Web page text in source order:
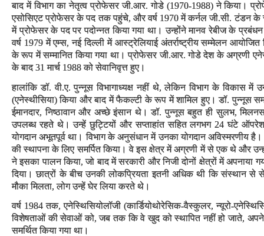
बाद में विभाग का नेतृत्व प्रोफेसर जी.आर. गोडे (1970-1988) ने किया।
एसोसिएट प्रोफेसर के पद तक पहुंचे, और वर्ष 1970 में कर्नल जी.सी. टंडन के
में प्रोफेसर के पद पर पदोन्नत किया गया था। उन्होंने मानव रेबीज के
वर्ष 1979 में एम्स, नई दिल्ली में आस्ट्रेलियाई अंतर्राष्ट्रीय सम्मेलन
के रूप में सम्मानित किया गया था। प्रोफेसर जी.आर. गोडे देश के अग्रणी
के बाद 31 मार्च 1988 को सेवानिवृत्त हुए।
हालांकि डॉ. वी.ए. पुन्नूस विभागाध्यक्ष नहीं थे, लेकिन विभाग के विकास
(एनेस्थीसिया) किया और बाद में फैकल्टी के रूप में शामिल हुए। डॉ. पुन्नूस
ईमानदार, निष्ठावान और अच्छे इंसान थे। डॉ. पुन्नूस बहुत ही सुलभ,
उपलब्ध रहते थे। उन्हें छुट्टियों और सप्ताहांत सहित लगभग 24 घंटे
योगदान अभूतपूर्व था। विभाग के अनुसंधान में उनका योगदान अविस्मरणीय
की स्थापना के लिए समर्पित किया। वे इस क्षेत्र में अग्रणी में से एक थे और
ने इसका पालन किया, जो बाद में सरकारी और निजी दोनों क्षेत्रों में
दिया। छात्रों के बीच उनकी लोकप्रियता इतनी अधिक थी कि संस्थान से
मौका मिलता, लोग उन्हें घेर लिया करते थे।
वर्ष 1984 तक, एनेस्थिसियोलॉजी (कार्डियोथोरेसिक-वैस्कुलर, न्यूरो-
विशेषताओं की सेवाओं को, जब तक कि वे खुद को स्थापित नहीं हो जाते, अपने
समर्थित किया गया था।